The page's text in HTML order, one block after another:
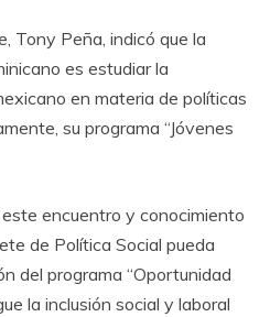
Tony Peña, indicó que la
es estudiar la
en materia de políticas
su programa “Jóvenes
encuentro y conocimiento
de Política Social pueda
del programa “Oportunidad
la inclusión social y laboral